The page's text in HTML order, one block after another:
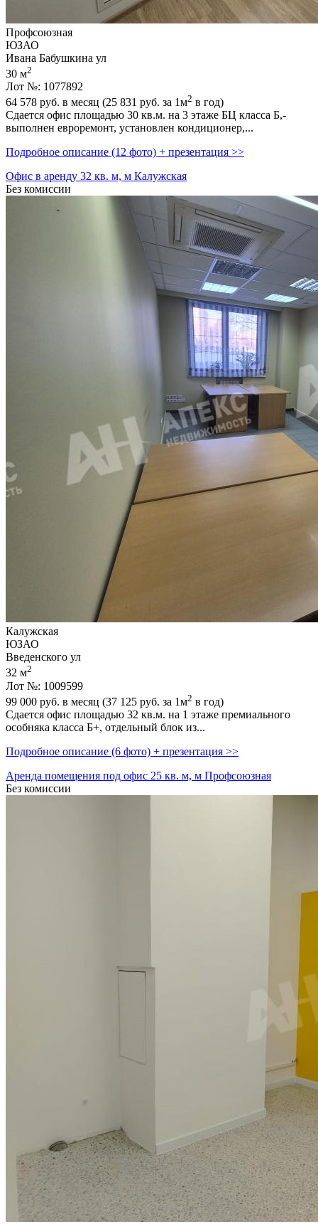
Профсоюзная
ЮЗАО
Ивана Бабушкина ул
30 м2
Лот №: 1077892
64 578 руб. в месяц (25 831 руб. за 1м2 в год)
Сдается офис площадью 30 кв.м. на 3 этаже БЦ класса Б,­
выполнен евроремонт,­ установлен кондиционер,­...
Подробное описание (12 фото) + презентация >>
Офис в аренду 32 кв. м, м Калужская
Без комиссии
Калужская
ЮЗАО
Введенского ул
32 м2
Лот №: 1009599
99 000 руб. в месяц (37 125 руб. за 1м2 в год)
Сдается офис площадью 32 кв.м. на 1 этаже премиального
особняка класса Б+,­ отдельный блок из...
Подробное описание (6 фото) + презентация >>
Аренда помещения под офис 25 кв. м, м Профсоюзная
Без комиссии